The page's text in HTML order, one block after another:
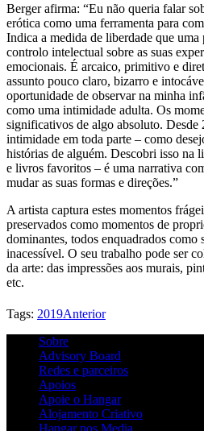
Berger afirma: “Eu não queria falar
erótica como uma ferramenta para
Indica a medida de liberdade que
controlo intelectual sobre as suas
emocionais. É arcaico, primitivo e
assunto pouco claro, bizarro e
oportunidade de observar na minha
como uma intimidade adulta. Os
significativos de algo absoluto. Desde
intimidade em toda parte – como
histórias de alguém. Descobri isso na
e livros favoritos – é uma narrativa
mudar as suas formas e direções.”
A artista captura estes momentos
preservados como momentos de
dominantes, todos enquadrados como
inacessível. O seu trabalho pode ser
da arte: das impressões aos murais,
etc.
Tags: 2019Anterior
Sobre
Advisory Board
Redes e parceiros
Apoios
Apoie o Hangar
Alojamento Criativo
Hangar nos Media